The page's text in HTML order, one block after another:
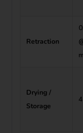
Retraction
Drying /
Storage